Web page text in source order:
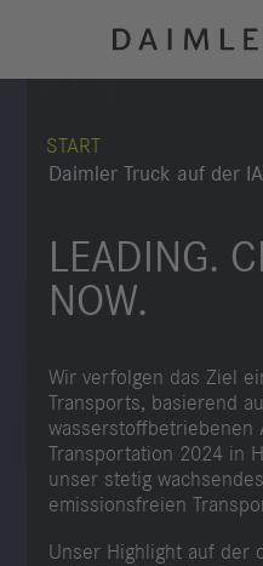
START
Daimler Truck auf der
LEADING.
NOW.
Wir verfolgen das Ziel
Transports, basierend
wasserstoffbetriebenen
Transportation 2024 in
unser stetig
emissionsfreien
Unser Highlight auf der